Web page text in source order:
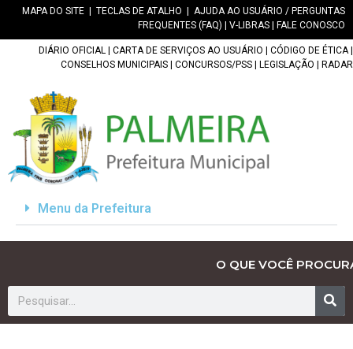
MAPA DO SITE TECLAS DE ATALHO
AJUDA AO USUÁRIO / PERGUNTAS
FREQUENTES (FAQ)
V-LIBRAS FALE CONOSCO
DIÁRIO OFICIAL CARTA DE SERVIÇOS AO USUÁRIO CÓDIGO DE ÉTICA|
CONSELHOS MUNICIPAIS
CONCURSOS/PSS LEGISLAÇÃO RADAR
Menu da Prefeitura
O QUE VOCÊ